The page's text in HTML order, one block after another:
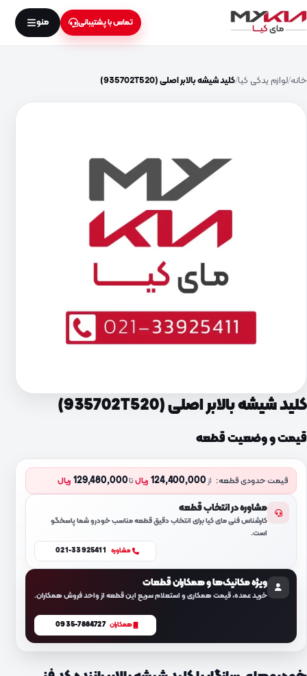
تماس با پشتیبانی منو
خانه لوازم یدکی کیا کلید شیشه بالابر اصلی (935702T520)
کلید شیشه بالابر اصلی (935702T520)
قیمت و وضعیت قطعه
قیمت حدودی قطعه: از124,400,000 ریالتا129,480,000 ریال
مشاوره در انتخاب قطعه
کارشناس فنی مای کیا برای انتخاب دقیق قطعه مناسب خودرو شما پاسخگو
است.
مشاوره 021-33925411
ویژه مکانیک‌ها و همکاران قطعات
خرید عمده، قیمت همکاری و استعلام سریع این قطعه از واحد فروش همکاران.
همکاران 0935-7884727